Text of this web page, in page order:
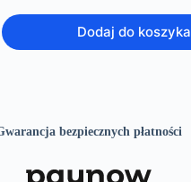
Dodaj do koszyka
bezpiecznych płatności